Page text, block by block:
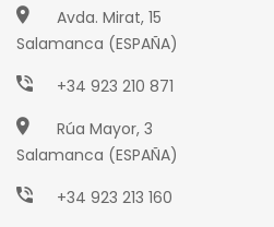
Avda. Mirat, 15
Salamanca (ESPAÑA)
+34 923 210 871
Rúa Mayor, 3
Salamanca (ESPAÑA)
+34 923 213 160